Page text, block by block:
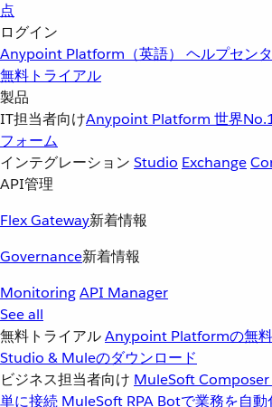
点
ログイン
Anypoint Platform（英語） ヘルプセン
無料トライアル
製品
IT担当者向けAnypoint Platform 世界
フォーム
インテグレーション Studio Exchange
API管理
Flex Gateway新着情報
Governance新着情報
MonitoringAPI Manager
See all
無料トライアルAnypoint Platformの無
Studio & Muleのダウンロード
ビジネス担当者向け MuleSoft Composer
単に接続 MuleSoft RPA Botで業務を自動